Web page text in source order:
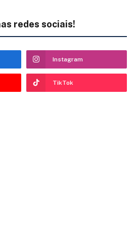
redes sociais!
Instagram
TikTok